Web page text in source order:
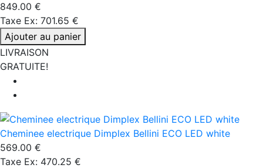
849.00 €
Taxe Ex: 701.65 €
Ajouter au panier
LIVRAISON
GRATUITE!
Cheminee electrique Dimplex Bellini ECO LED white
569.00 €
Taxe Ex: 470.25 €